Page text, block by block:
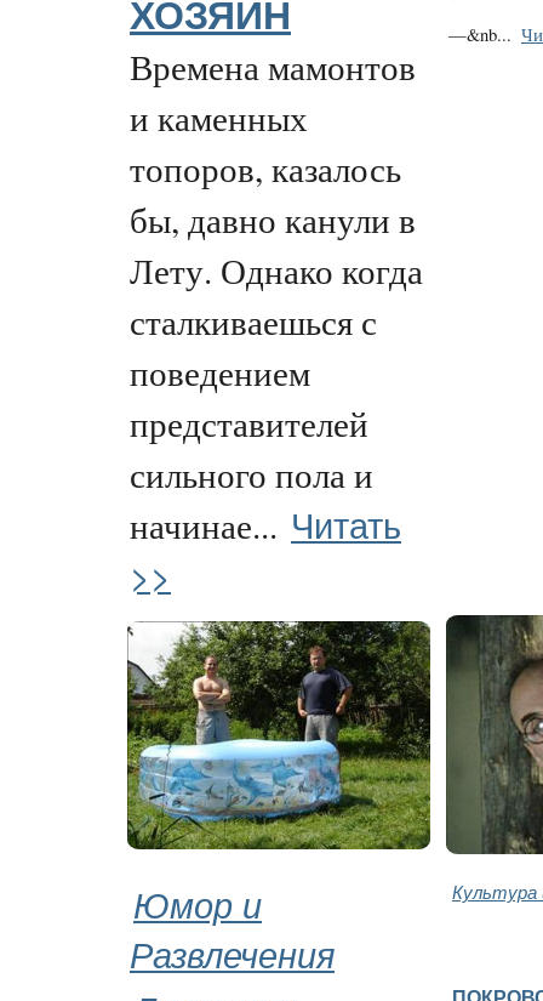
ХОЗЯИН
Времена мамонтов
и каменных
топоров, казалось
бы, давно канули в
Лету. Однако когда
сталкиваешься с
поведением
представителей
сильного пола и
начинае... Читать
>>
—&nb...
Юмор и
Развлечения
Культура